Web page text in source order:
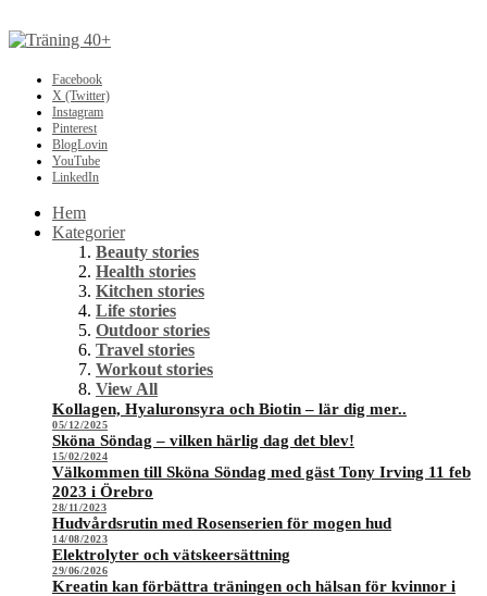
Facebook
X (Twitter)
Instagram
Pinterest
BlogLovin
YouTube
LinkedIn
Hem
Kategorier
Beauty stories
Health stories
Kitchen stories
Life stories
Outdoor stories
Travel stories
Workout stories
View All
Kollagen, Hyaluronsyra och Biotin – lär dig mer..
05/12/2025
Sköna Söndag – vilken härlig dag det blev!
15/02/2024
Välkommen till Sköna Söndag med gäst Tony Irving 11 feb
2023 i Örebro
28/11/2023
Hudvårdsrutin med Rosenserien för mogen hud
14/08/2023
Elektrolyter och vätskeersättning
29/06/2026
Kreatin kan förbättra träningen och hälsan för kvinnor i